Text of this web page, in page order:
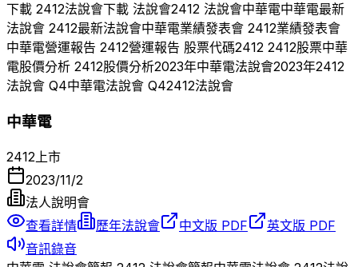
下載 2412法說會下載 法說會2412 法說會中華電中華電最新
法說會 2412最新法說會中華電業績發表會 2412業績發表會
中華電營運報告 2412營運報告 股票代碼2412 2412股票中華
電股價分析 2412股價分析2023年中華電法說會2023年2412
法說會 Q4中華電法說會 Q42412法說會
中華電
2412 上市
2023/11/2
法人說明會
查看詳情
歷年法說會 中文版 PDF
英文版 PDF
音訊錄音